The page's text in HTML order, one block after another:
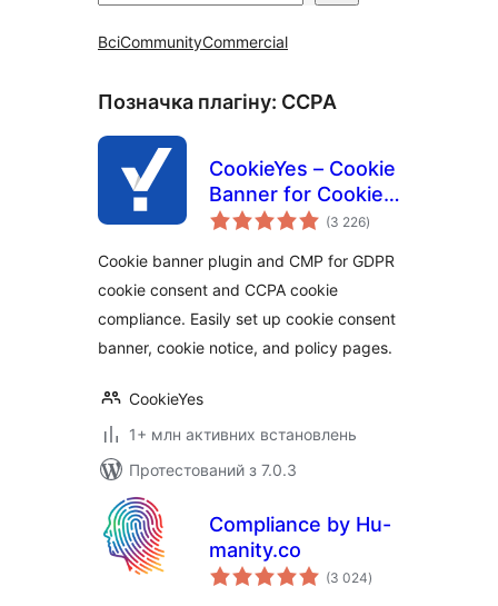
ВсіCommunityCommercial
Позначка плагіну: CCPA
CookieYes – Cookie
Banner for Cookie
Consent (Easy to
Compliant Cookie
Notice)
(3 226загальний
рейтинг
)
Cookie banner plugin and CMP for GDPR
cookie consent and CCPA cookie
compliance. Easily set up cookie consent
banner, cookie notice, and policy pages.
CookieYes
1+ млн активних встановлень
Протестований з 7.0.3
Compliance by Hu-
manity.co
(3 024загальний
рейтинг
)